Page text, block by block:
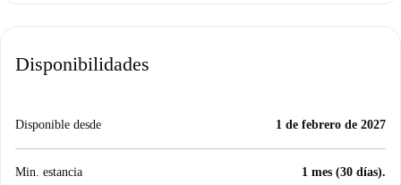
Disponibilidades
Disponible desde 1 de febrero de 2027
Min. estancia 1 mes (30 días).